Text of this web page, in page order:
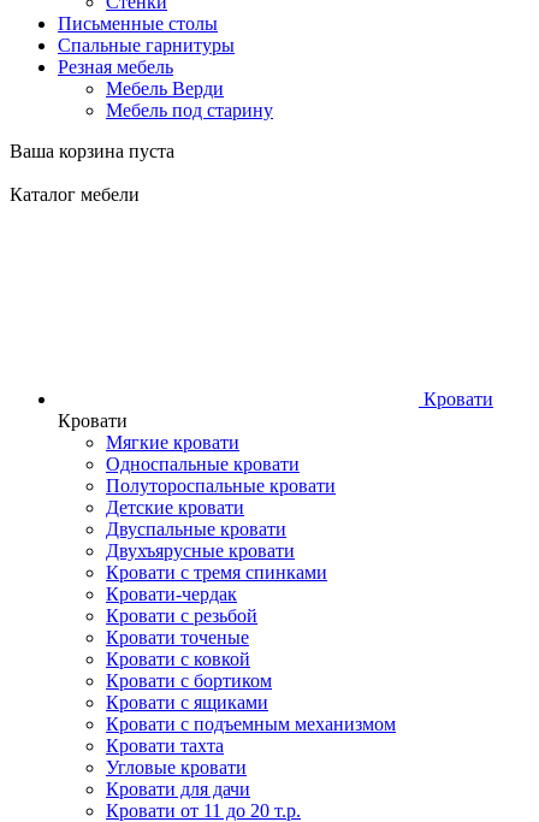
Письменные столы
Спальные гарнитуры
Резная мебель
Мебель Верди
Мебель под старину
Ваша корзина пуста
Каталог мебели
Кровати
Кровати
Мягкие кровати
Односпальные кровати
Полутороспальные кровати
Детские кровати
Двуспальные кровати
Двухъярусные кровати
Кровати с тремя спинками
Кровати-чердак
Кровати с резьбой
Кровати точеные
Кровати с ковкой
Кровати с бортиком
Кровати с ящиками
Кровати с подъемным механизмом
Кровати тахта
Угловые кровати
Кровати для дачи
Кровати от 11 до 20 т.р.